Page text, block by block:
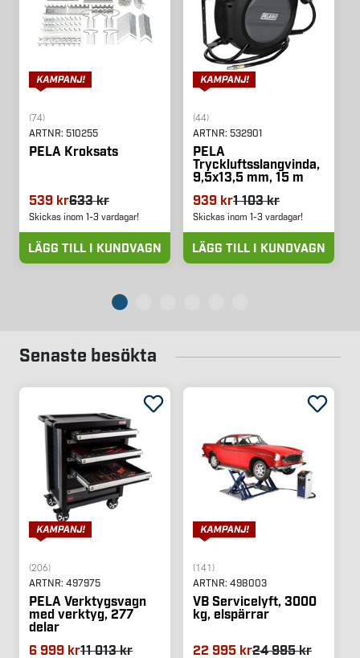
(74)
ARTNR: 510255
PELA Kroksats
539 kr633 kr
Skickas inom 1-3 vardagar!
LÄGG TILL I KUNDVAGN
(44)
ARTNR: 532901
PELA
Tryckluftsslangvinda,
9,5x13,5 mm, 15 m
939 kr1 103 kr
Skickas inom 1-3 vardagar!
LÄGG TILL I KUNDVAGN
Senaste besökta
(206)
ARTNR: 497975
PELA Verktygsvagn
med verktyg, 277
delar
6 999 kr11 013 kr
(141)
ARTNR: 498003
VB Servicelyft, 3000
kg, elspärrar
22 995 kr24 995 kr